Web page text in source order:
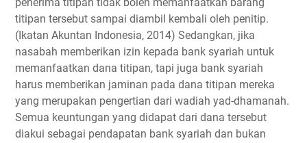
penerima titipan tidak boleh memanfaatkan barang
titipan tersebut sampai diambil kembali oleh penitip.
(Ikatan Akuntan Indonesia, 2014) Sedangkan, jika
nasabah memberikan izin kepada bank syariah untuk
memanfaatkan dana titipan, tapi juga bank syariah
harus memberikan jaminan pada dana titipan mereka
yang merupakan pengertian dari wadiah yad-dhamanah.
Semua keuntungan yang didapat dari dana tersebut
diakui sebagai pendapatan bank syariah dan bukan